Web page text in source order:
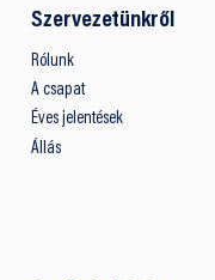
Szervezetünkről
Rólunk
A csapat
Éves jelentések
Állás